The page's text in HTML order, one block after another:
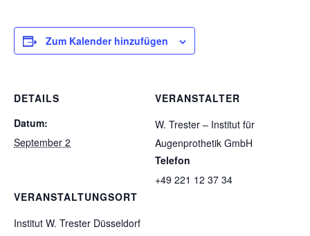
Zum Kalender hinzufügen
DETAILS
Datum:
September 2
VERANSTALTUNGSORT
Institut W. Trester Düsseldorf
VERANSTALTER
W. Trester – Institut für
Augenprothetik GmbH
Telefon
+49 221 12 37 34